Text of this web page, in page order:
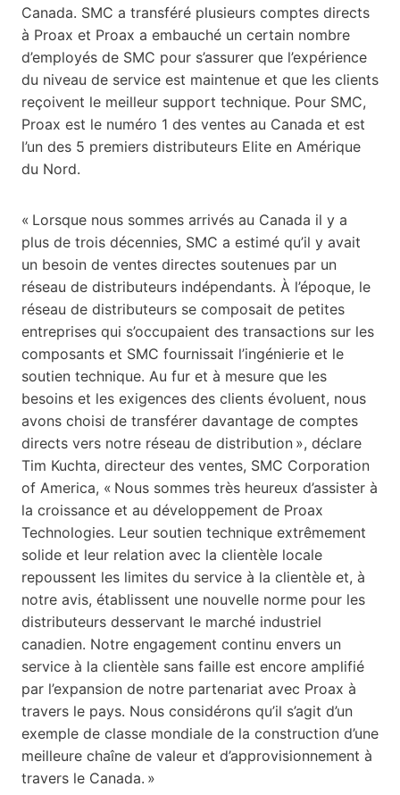
Canada. SMC a transféré plusieurs comptes directs
à Proax et Proax a embauché un certain nombre
d’employés de SMC pour s’assurer que l’expérience
du niveau de service est maintenue et que les clients
reçoivent le meilleur support technique. Pour SMC,
Proax est le numéro 1 des ventes au Canada et est
l’un des 5 premiers distributeurs Elite en Amérique
du Nord.
« Lorsque nous sommes arrivés au Canada il y a
plus de trois décennies, SMC a estimé qu’il y avait
un besoin de ventes directes soutenues par un
réseau de distributeurs indépendants. À l’époque, le
réseau de distributeurs se composait de petites
entreprises qui s’occupaient des transactions sur les
composants et SMC fournissait l’ingénierie et le
soutien technique. Au fur et à mesure que les
besoins et les exigences des clients évoluent, nous
avons choisi de transférer davantage de comptes
directs vers notre réseau de distribution », déclare
Tim Kuchta, directeur des ventes, SMC Corporation
of America, « Nous sommes très heureux d’assister à
la croissance et au développement de Proax
Technologies. Leur soutien technique extrêmement
solide et leur relation avec la clientèle locale
repoussent les limites du service à la clientèle et, à
notre avis, établissent une nouvelle norme pour les
distributeurs desservant le marché industriel
canadien. Notre engagement continu envers un
service à la clientèle sans faille est encore amplifié
par l’expansion de notre partenariat avec Proax à
travers le pays. Nous considérons qu’il s’agit d’un
exemple de classe mondiale de la construction d’une
meilleure chaîne de valeur et d’approvisionnement à
travers le Canada. »